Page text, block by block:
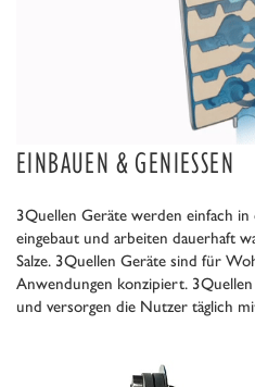
EINBAUEN & GENIESSEN
3Quellen Geräte werden einfach in
eingebaut und arbeiten dauerhaft
Salze. 3Quellen Geräte sind für
Anwendungen konzipiert.
und versorgen die Nutzer täglich